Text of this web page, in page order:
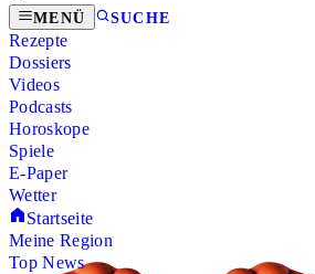
MENÜ SUCHE
Rezepte
Dossiers
Videos
Podcasts
Horoskope
Spiele
E-Paper
Wetter
Startseite
Meine Region
Top News